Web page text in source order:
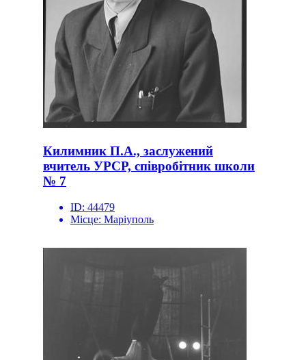
Килимник П.А., заслужений
вчитель УРСР, співробітник школи
№ 7
ID: 44479
Місце: Маріуполь